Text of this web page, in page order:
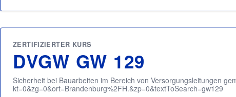
ZERTIFIZIERTER KURS
DVGW GW 129
Sicherheit bei Bauarbeiten im Bereich von Versorgungsleitungen
kt=0&zg=0&ort=Brandenburg%2FH.&zp=0&textToSearch=gw129